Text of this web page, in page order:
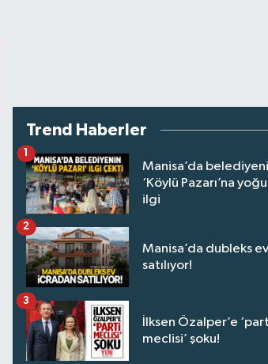
Trend Haberler
Manisa’da
‘Köylü Pazarı’na
ilgi
1
Manisa’da dubleks ev
satılıyor!
2
İlksen Özalper’e
meclisi’ şoku!
3